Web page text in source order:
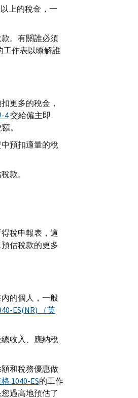
上的稅金，一
。有關誰必須
工作表以瞭解誰
更多的稅金，
4交給僱主即
。
預扣適量的稅
款。
稅申報表，這
估稅款的更多
的個人，一般
ES(NR) （英
收入、應納稅
和稅務優惠做
1040-ES的工作
過高地預估了